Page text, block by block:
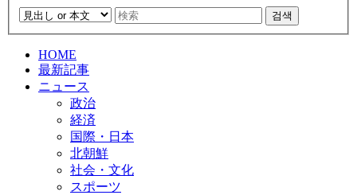
검색
HOME
最新記事
ニュース
政治
経済
国際・日本
北朝鮮
社会・文化
スポーツ